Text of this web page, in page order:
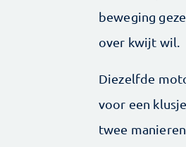
beweging
over kwijt wil.
Diezelfde
voor een
twee